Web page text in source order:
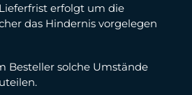
erfolgt um die
das Hindernis vorgelegen
Besteller solche Umstände